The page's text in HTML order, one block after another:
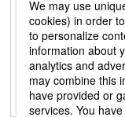
BA・FreeFitMX 空間
サ （画像・熱線付）
45.1φ105φ90（天井穴
10.253.511.4●センサ付
器 （Aタイプ）（天井
センサ付調光端末器
プ）（天井埋込形）
φ11559954.699φ115